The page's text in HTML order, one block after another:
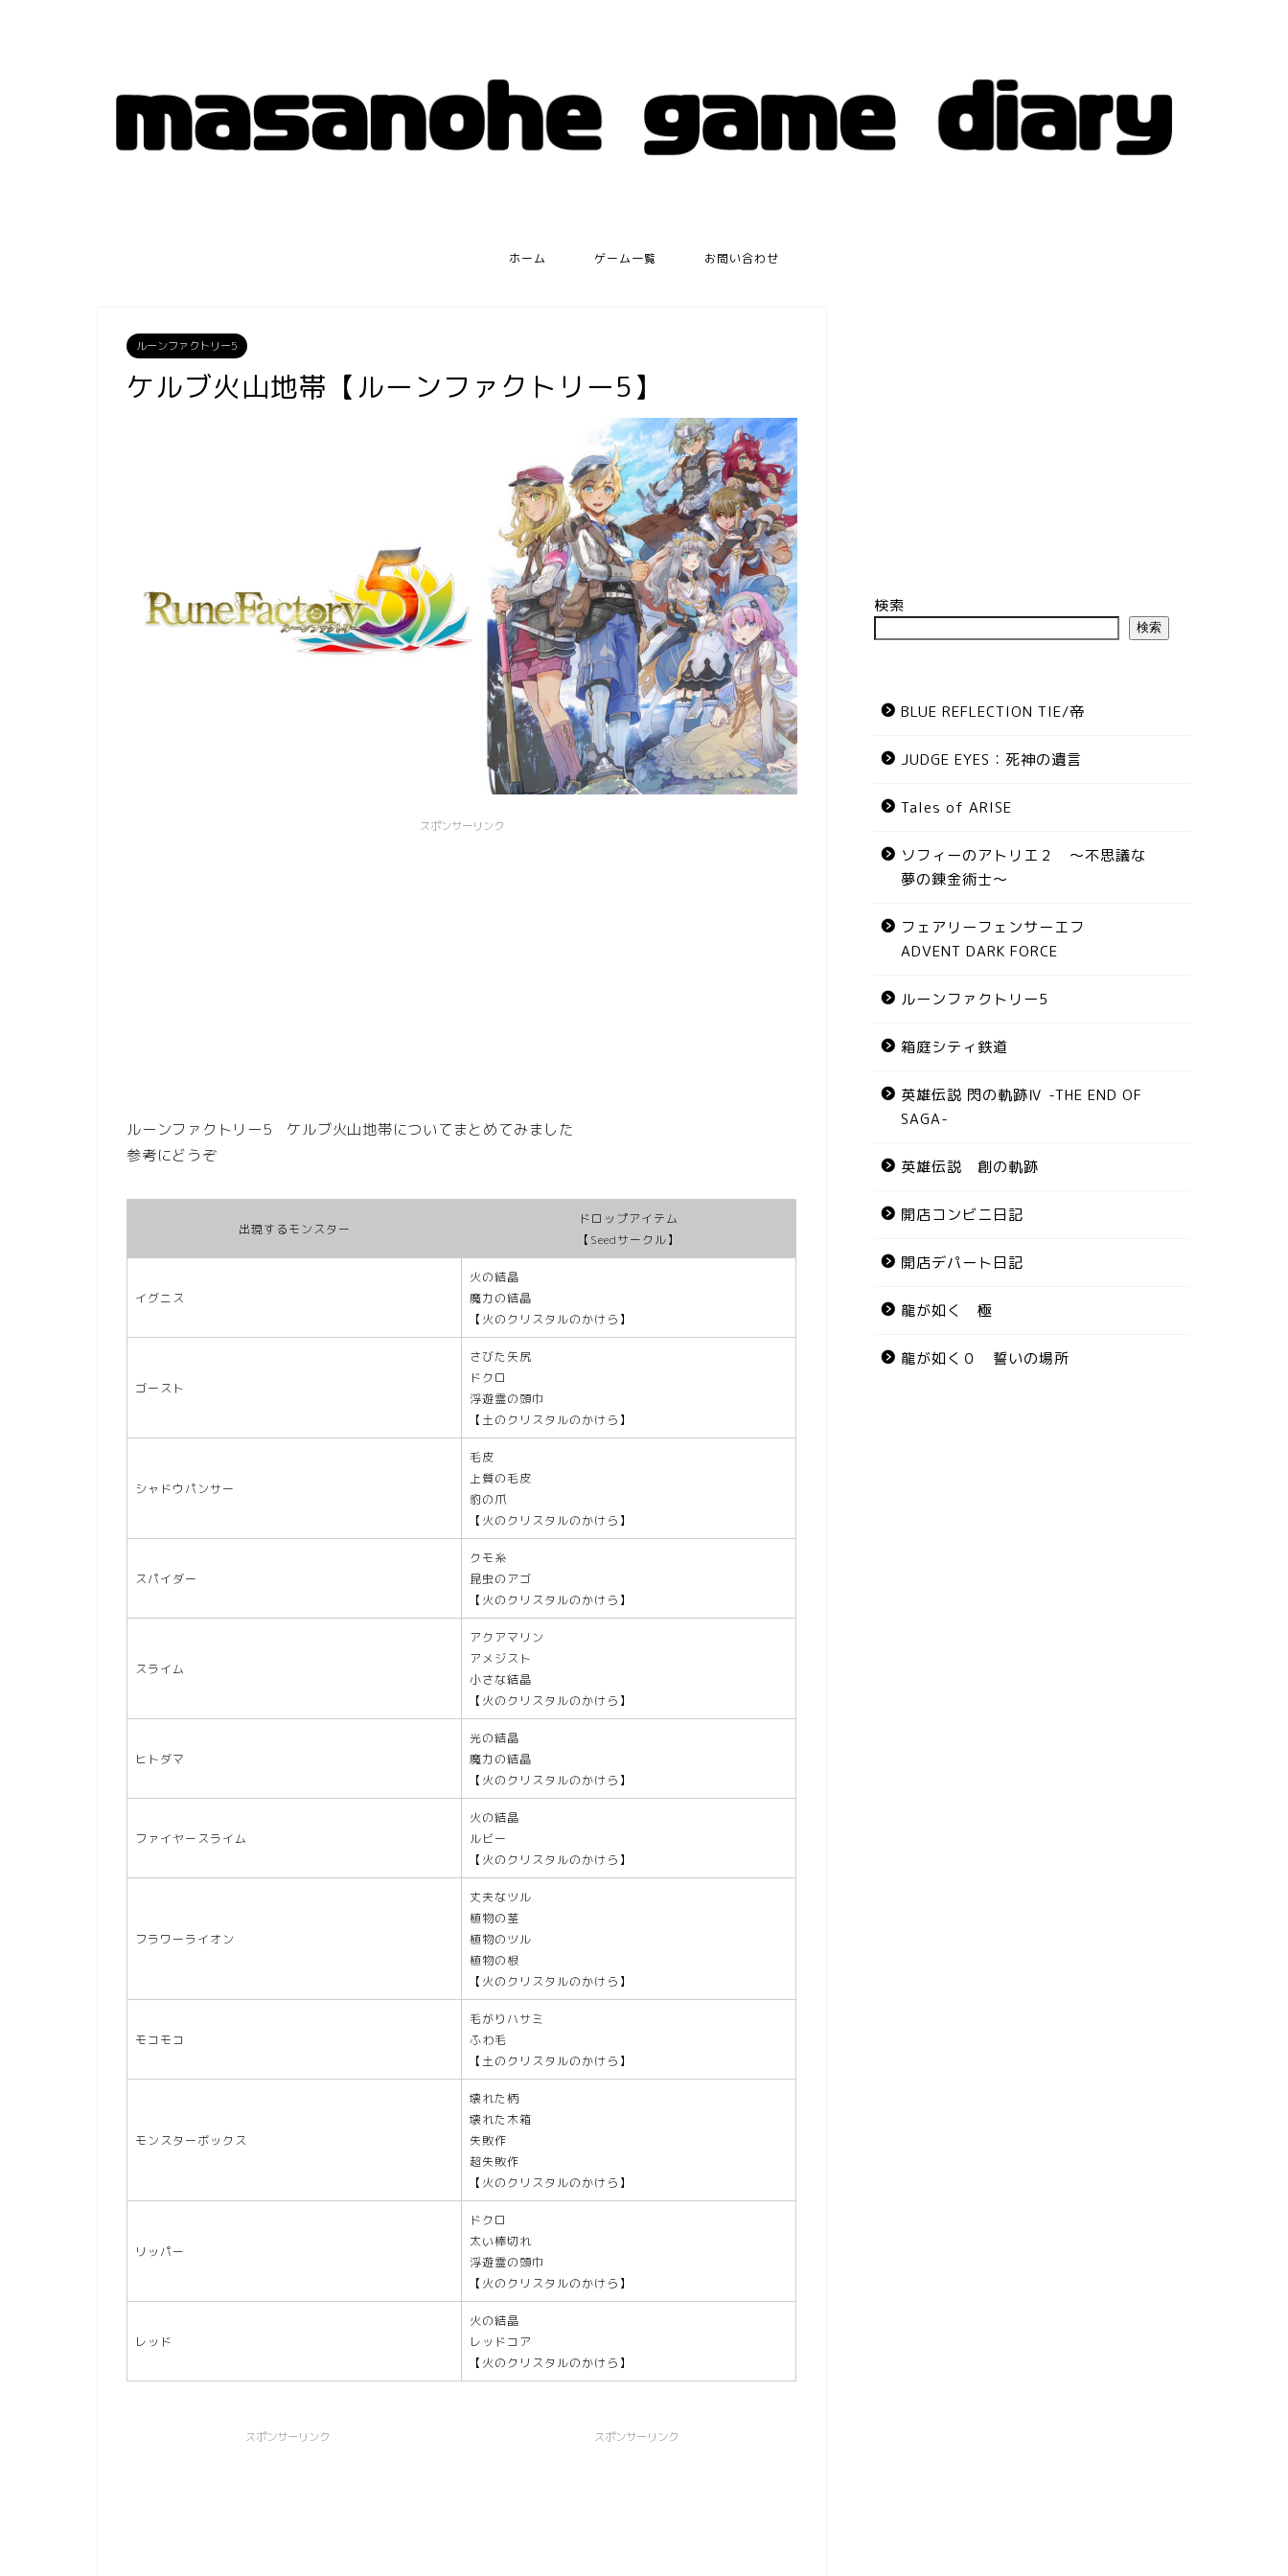
ホーム ゲーム一覧 お問い合わせ
ルーンファクトリー5
ケルブ火山地帯【ルーンファクトリー5】
スポンサーリンク
ルーンファクトリー5 ケルブ火山地帯についてまとめてみました
参考にどうぞ
出現するモンスター
ドロップアイテム
【Seedサークル】
イグニス
火の結晶
魔力の結晶
【火のクリスタルのかけら】
ゴースト
さびた矢尻
ドクロ
浮遊霊の頭巾
【土のクリスタルのかけら】
シャドウパンサー
毛皮
上質の毛皮
豹の爪
【火のクリスタルのかけら】
スパイダー
クモ糸
昆虫のアゴ
【火のクリスタルのかけら】
スライム
アクアマリン
アメジスト
小さな結晶
【火のクリスタルのかけら】
ヒトダマ
光の結晶
魔力の結晶
【火のクリスタルのかけら】
ファイヤースライム
火の結晶
ルビー
【火のクリスタルのかけら】
フラワーライオン
丈夫なツル
植物の茎
植物のツル
植物の根
【火のクリスタルのかけら】
モコモコ
毛がりハサミ
ふわ毛
【土のクリスタルのかけら】
モンスターボックス
壊れた柄
壊れた木箱
失敗作
超失敗作
【火のクリスタルのかけら】
リッパー
ドクロ
太い棒切れ
浮遊霊の頭巾
【火のクリスタルのかけら】
レッド
火の結晶
レッドコア
【火のクリスタルのかけら】
スポンサーリンク スポンサーリンク
検索
検索
BLUE REFLECTION TIE/帝
JUDGE EYES：死神の遺言
Tales of ARISE
ソフィーのアトリエ２ ～不思議な
夢の錬金術士～
フェアリーフェンサーエフ
ADVENT DARK FORCE
ルーンファクトリー5
箱庭シティ鉄道
英雄伝説 閃の軌跡Ⅳ -THE END OF
SAGA-
英雄伝説 創の軌跡
開店コンビニ日記
開店デパート日記
龍が如く 極
龍が如く０ 誓いの場所